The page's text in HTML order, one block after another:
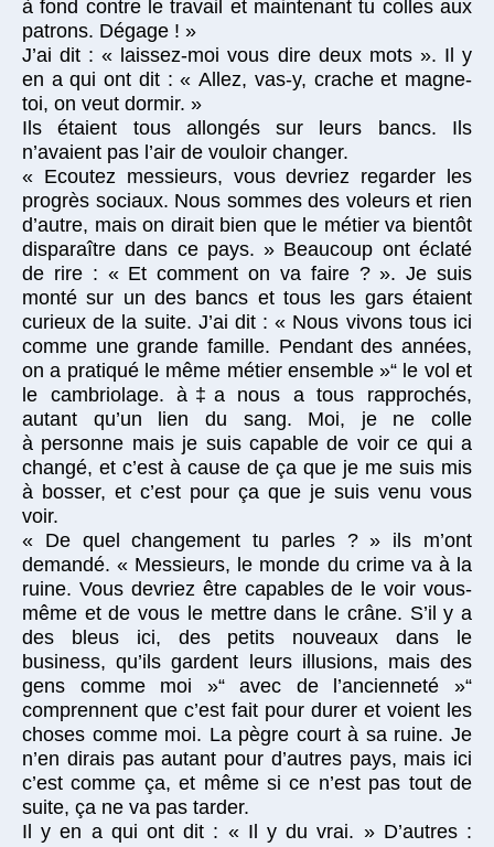
à fond contre le travail et maintenant tu colles aux
patrons. Dégage ! »
J’ai dit : « laissez-moi vous dire deux mots ». Il y
en a qui ont dit : « Allez, vas-y, crache et magne-
toi, on veut dormir. »
Ils étaient tous allongés sur leurs bancs. Ils
n’avaient pas l’air de vouloir changer.
« Ecoutez messieurs, vous devriez regarder les
progrès sociaux. Nous sommes des voleurs et rien
d’autre, mais on dirait bien que le métier va bientôt
disparaître dans ce pays. » Beaucoup ont éclaté
de rire : « Et comment on va faire ? ». Je suis
monté sur un des bancs et tous les gars étaient
curieux de la suite. J’ai dit : « Nous vivons tous ici
comme une grande famille. Pendant des années,
on a pratiqué le même métier ensemble »“ le vol et
le cambriolage. à‡a nous a tous rapprochés,
autant qu’un lien du sang. Moi, je ne colle
à personne mais je suis capable de voir ce qui a
changé, et c’est à cause de ça que je me suis mis
à bosser, et c’est pour ça que je suis venu vous
voir.
« De quel changement tu parles ? » ils m’ont
demandé. « Messieurs, le monde du crime va à la
ruine. Vous devriez être capables de le voir vous-
même et de vous le mettre dans le crâne. S’il y a
des bleus ici, des petits nouveaux dans le
business, qu’ils gardent leurs illusions, mais des
gens comme moi »“ avec de l’ancienneté »“
comprennent que c’est fait pour durer et voient les
choses comme moi. La pègre court à sa ruine. Je
n’en dirais pas autant pour d’autres pays, mais ici
c’est comme ça, et même si ce n’est pas tout de
suite, ça ne va pas tarder.
Il y en a qui ont dit : « Il y du vrai. » D’autres :